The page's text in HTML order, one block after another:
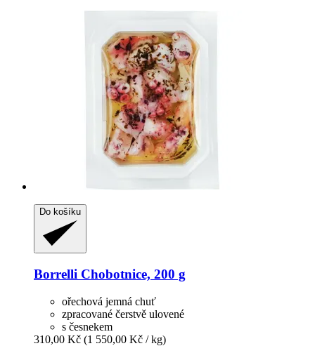
Do košíku
Borrelli Chobotnice, 200 g
ořechová jemná chuť
zpracované čerstvě ulovené
s česnekem
310,00 Kč (1 550,00 Kč / kg)